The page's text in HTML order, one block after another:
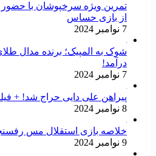
تمرین ویژه سرخپوشان با
از بازی حساس
7 نوامبر 2024
شوک به المپیک؛ برنده مدال
درآمد!
7 نوامبر 2024
پیراهن علی دایی حراج شد! +
8 نوامبر 2024
خلاصه بازی استقلال مس
9 نوامبر 2024